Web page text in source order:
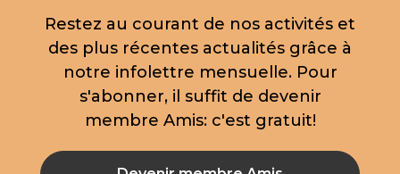
Restez au courant de nos activités et
des plus récentes actualités grâce à
notre infolettre mensuelle. Pour
s'abonner, il suffit de devenir
membre Amis: c'est gratuit!